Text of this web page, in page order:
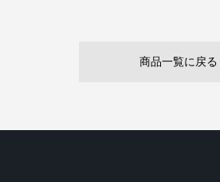
商品一覧に戻る